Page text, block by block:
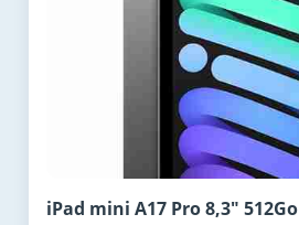
iPad mini A17 Pro 8,3" 512Go